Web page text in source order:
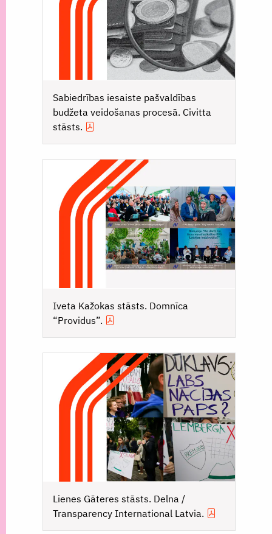
Sabiedrības iesaiste pašvaldības
budžeta veidošanas procesā. Civitta
stāsts.
Iveta Kažokas stāsts. Domnīca
“Providus”.
Lienes Gāteres stāsts. Delna /
Transparency International Latvia.